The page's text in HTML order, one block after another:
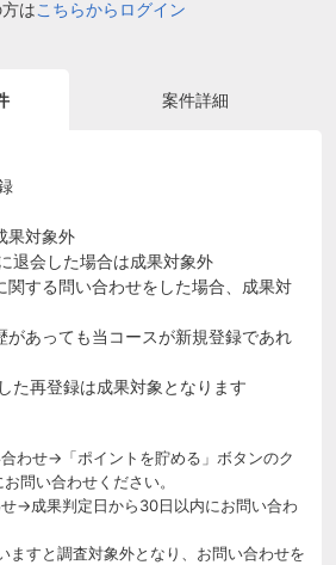
はこちらからログイン
案件詳細
果対象外
退会した場合は成果対象外
関する問い合わせをした場合、成果対
があっても当コースが新規登録であれ
た再登録は成果対象となります
わせ→「ポイントを貯める」ボタンのク
問い合わせください。
→成果判定日から30日以内にお問い合わ
ますと調査対象外となり、お問い合わせを